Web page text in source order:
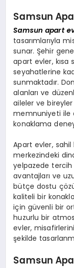
Samsun
Samsun apart
tasarımlarıyla
sunar. Şehir
apart evler, kısa
seyahatlerine
sunmaktadır.
alanları ve
aileler ve
memnuniyeti ile
konaklama
Apart evler, sahil
merkezindeki
yelpazede tercih
avantajları ve
bütçe dostu
kaliteli bir
için güvenli bir
huzurlu bir
evler,
şekilde
Samsun